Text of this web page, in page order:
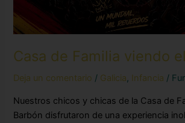
Casa de Familia viendo
Deja un comentario / Galicia, Infancia /
Nuestros chicos y chicas de la Casa de
Barbón disfrutaron de una experiencia